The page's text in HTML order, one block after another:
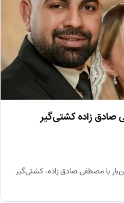
صادق زاده کشتی‌گیر
با مصطفی صادق زاده، کشتی‌گیر